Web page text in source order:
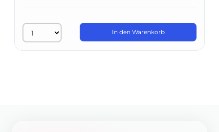
In den Warenkorb